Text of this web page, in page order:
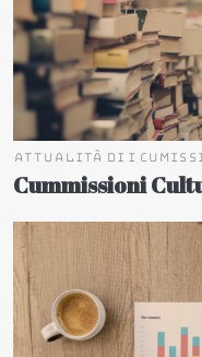
Attualità di i
Cummissioni